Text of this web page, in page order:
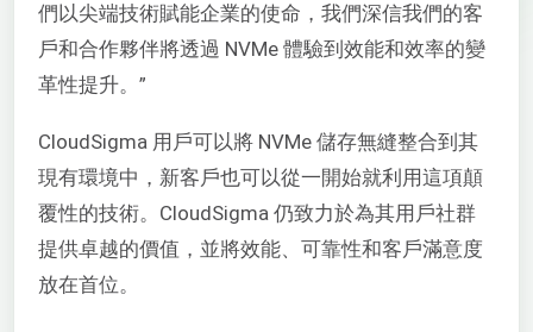
們以尖端技術賦能企業的使命，我們深信我們的客
戶和合作夥伴將透過 NVMe 體驗到效能和效率的變
革性提升。”
CloudSigma 用戶可以將 NVMe 儲存無縫整合到其
現有環境中，新客戶也可以從一開始就利用這項顛
覆性的技術。CloudSigma 仍致力於為其用戶社群
提供卓越的價值，並將效能、可靠性和客戶滿意度
放在首位。